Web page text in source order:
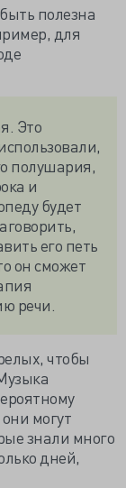
полезна
для
Это
полушария,
и
будет
его петь
он сможет
речи.
чтобы
могут
знали много
дней,